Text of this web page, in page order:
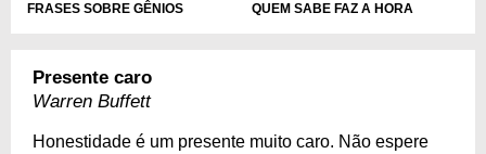
FRASES SOBRE GÊNIOS QUEM SABE FAZ A HORA
Presente caro
Warren Buffett
Honestidade é um presente muito caro. Não espere